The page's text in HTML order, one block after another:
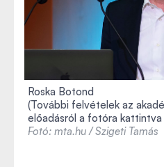
Roska Botond
(További felvételek az
előadásról a fotóra
Fotó: mta.hu / Szigeti Tamás